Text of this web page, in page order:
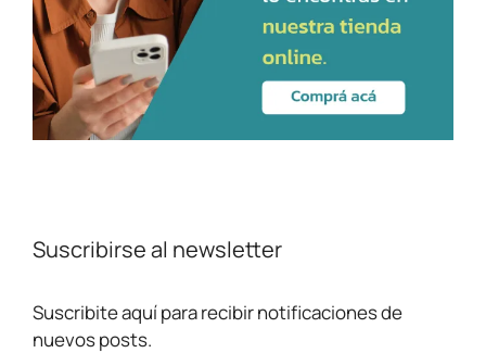
Suscribirse al newsletter
Suscribite aquí para recibir notificaciones de
nuevos posts.